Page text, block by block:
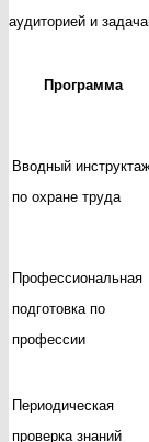
аудиторией и
Программа
Вводный
по охране труда
Профессиональная
подготовка по
профессии
Периодическая
проверка знаний